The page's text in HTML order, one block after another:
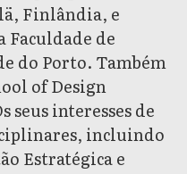
Finlândia, e
Faculdade de
do Porto. Também
of Design
seus interesses de
incluindo
Estratégica e